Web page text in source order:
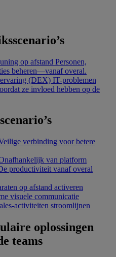
op afstand Personen,
beheren—vanaf overal.
(DEX) IT-problemen
ze invloed hebben op de
verbinding voor betere
van platform
productiviteit vanaf overal
op afstand activeren
visuele communicatie
activiteiten stroomlijnen
oplossingen
teams